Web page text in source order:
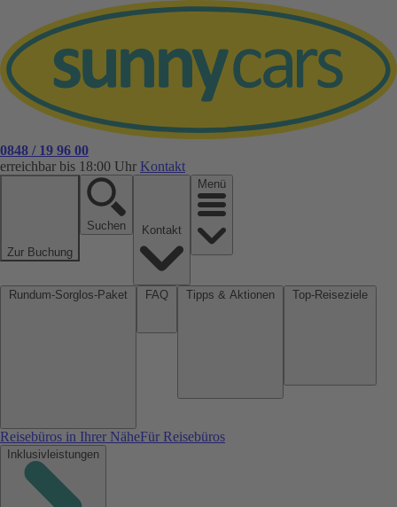
0848 / 19 96 00
erreichbar bis 18:00 Uhr Kontakt
Zur Buchung
Suchen
Menü
Reisebüros in Ihrer NäheFür Reisebüros
Inklusivleistungen